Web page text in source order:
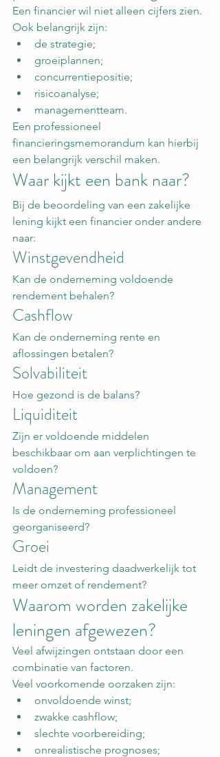
Een financier wil niet alleen cijfers zien.
Ook belangrijk zijn:
de strategie;
groeiplannen;
concurrentiepositie;
risicoanalyse;
managementteam.
Een professioneel
financieringsmemorandum kan hierbij
een belangrijk verschil maken.
Waar kijkt een bank naar?
Bij de beoordeling van een zakelijke
lening kijkt een financier onder andere
naar:
Winstgevendheid
Kan de onderneming voldoende
rendement behalen?
Cashflow
Kan de onderneming rente en
aflossingen betalen?
Solvabiliteit
Hoe gezond is de balans?
Liquiditeit
Zijn er voldoende middelen
beschikbaar om aan verplichtingen te
voldoen?
Management
Is de onderneming professioneel
georganiseerd?
Groei
Leidt de investering daadwerkelijk tot
meer omzet of rendement?
Waarom worden zakelijke
leningen afgewezen?
Veel afwijzingen ontstaan door een
combinatie van factoren.
Veel voorkomende oorzaken zijn:
onvoldoende winst;
zwakke cashflow;
slechte voorbereiding;
onrealistische prognoses;